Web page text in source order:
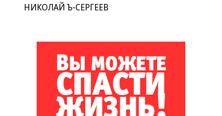
НИКОЛАЙ Ъ-СЕРГЕЕВ